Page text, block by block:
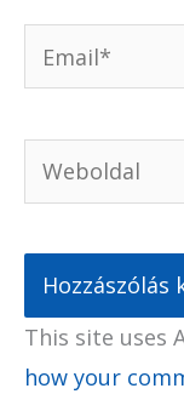
Email*
Weboldal
This site uses
how your